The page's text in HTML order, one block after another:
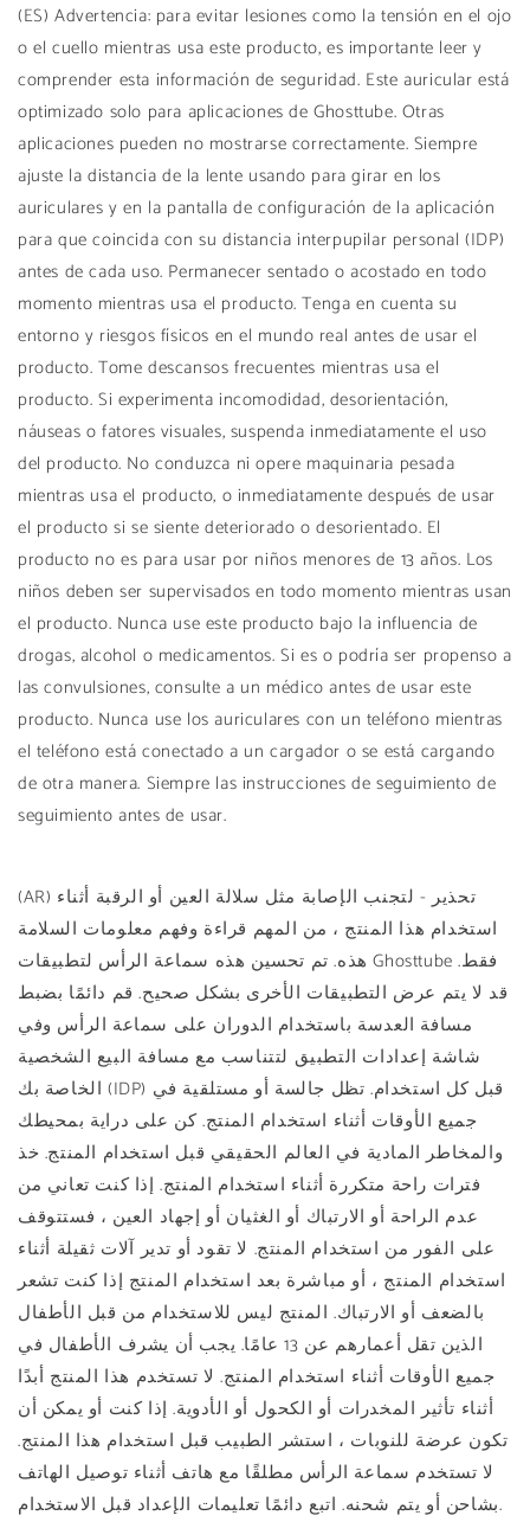
(ES) Advertencia: para evitar lesiones como la tensión en el ojo
o el cuello mientras usa este producto, es importante leer y
comprender esta información de seguridad. Este auricular está
optimizado solo para aplicaciones de Ghosttube. Otras
aplicaciones pueden no mostrarse correctamente. Siempre
ajuste la distancia de la lente usando para girar en los
auriculares y en la pantalla de configuración de la aplicación
para que coincida con su distancia interpupilar personal (IDP)
antes de cada uso. Permanecer sentado o acostado en todo
momento mientras usa el producto. Tenga en cuenta su
entorno y riesgos físicos en el mundo real antes de usar el
producto. Tome descansos frecuentes mientras usa el
producto. Si experimenta incomodidad, desorientación,
náuseas o fatores visuales, suspenda inmediatamente el uso
del producto. No conduzca ni opere maquinaria pesada
mientras usa el producto, o inmediatamente después de usar
el producto si se siente deteriorado o desorientado. El
producto no es para usar por niños menores de 13 años. Los
niños deben ser supervisados ​​en todo momento mientras usan
el producto. Nunca use este producto bajo la influencia de
drogas, alcohol o medicamentos. Si es o podría ser propenso a
las convulsiones, consulte a un médico antes de usar este
producto. Nunca use los auriculares con un teléfono mientras
el teléfono está conectado a un cargador o se está cargando
de otra manera. Siempre las instrucciones de seguimiento de
seguimiento antes de usar.
(AR) تحذير - لتجنب الإصابة مثل سلالة العين أو الرقبة أثناء
استخدام هذا المنتج ، من المهم قراءة وفهم معلومات السلامة
هذه. تم تحسين هذه سماعة الرأس لتطبيقات Ghosttube فقط.
قد لا يتم عرض التطبيقات الأخرى بشكل صحيح. قم دائمًا بضبط
مسافة العدسة باستخدام الدوران على سماعة الرأس وفي
شاشة إعدادات التطبيق لتتناسب مع مسافة البيع الشخصية
الخاصة بك (IDP) قبل كل استخدام. تظل جالسة أو مستلقية في
جميع الأوقات أثناء استخدام المنتج. كن على دراية بمحيطك
والمخاطر المادية في العالم الحقيقي قبل استخدام المنتج. خذ
فترات راحة متكررة أثناء استخدام المنتج. إذا كنت تعاني من
عدم الراحة أو الارتباك أو الغثيان أو إجهاد العين ، فستتوقف
على الفور من استخدام المنتج. لا تقود أو تدير آلات ثقيلة أثناء
استخدام المنتج ، أو مباشرة بعد استخدام المنتج إذا كنت تشعر
بالضعف أو الارتباك. المنتج ليس للاستخدام من قبل الأطفال
الذين تقل أعمارهم عن 13 عامًا. يجب أن يشرف الأطفال في
جميع الأوقات أثناء استخدام المنتج. لا تستخدم هذا المنتج أبدًا
أثناء تأثير المخدرات أو الكحول أو الأدوية. إذا كنت أو يمكن أن
تكون عرضة للنوبات ، استشر الطبيب قبل استخدام هذا المنتج.
لا تستخدم سماعة الرأس مطلقًا مع هاتف أثناء توصيل الهاتف
بشاحن أو يتم شحنه. اتبع دائمًا تعليمات الإعداد قبل الاستخدام.